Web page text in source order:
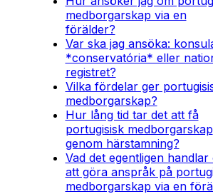
medborgarskap via en
förälder?
Var ska jag ansöka:
*conservatória* eller
registret?
Vilka fördelar ger
medborgarskap?
Hur lång tid tar det att få
portugisisk medborgarskap
genom härstamning?
Vad det egentligen handlar
att göra anspråk på
medborgarskap via en